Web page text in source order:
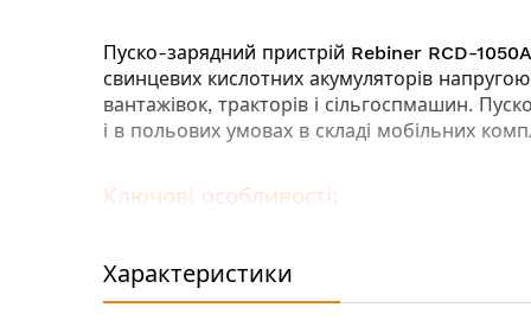
Пуско-зарядний пристрій Rebiner RCD-1050A
свинцевих кислотних акумуляторів
вантажівок, тракторів і сільгоспмашин.
і в польових умовах в складі мобільних
Ключові особливості:
Два режими пуску
Характеристики